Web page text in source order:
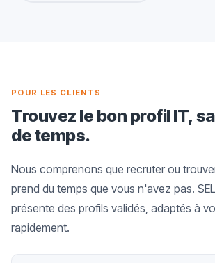
POUR LES CLIENTS
Trouvez le bon profil IT,
de temps.
Nous comprenons que recruter ou
prend du temps que vous n'avez pas.
présente des profils validés, adaptés à
rapidement.